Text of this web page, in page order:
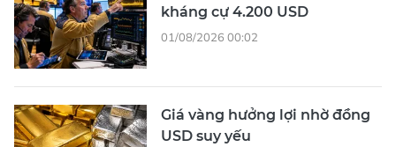
kháng cự 4.200 USD
01/08/2026 00:02
Giá vàng hưởng lợi nhờ đồng
USD suy yếu